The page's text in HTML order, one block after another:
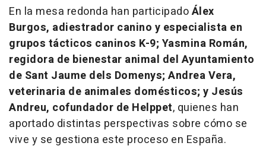
En la mesa redonda han participadoÁlex
Burgos, adiestrador canino y especialista en
grupos tácticos caninos K-9; Yasmina Román,
regidora de bienestar animal del Ayuntamiento
de Sant Jaume dels Domenys; Andrea Vera,
veterinaria de animales domésticos; y Jesús
Andreu, cofundador de Helppet, quienes han
aportado distintas perspectivas sobre cómo se
vive y se gestiona este proceso en España.